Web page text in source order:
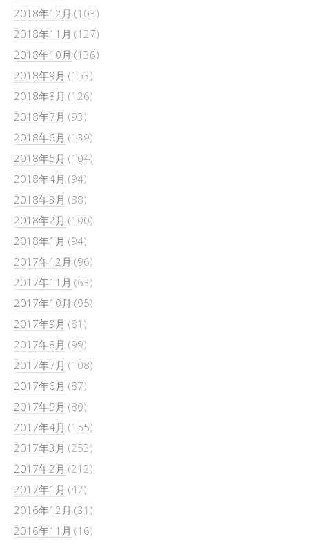
2018年12月 (103)
2018年11月 (127)
2018年10月 (136)
2018年9月 (153)
2018年8月 (126)
2018年7月 (93)
2018年6月 (139)
2018年5月 (104)
2018年4月 (94)
2018年3月 (88)
2018年2月 (100)
2018年1月 (94)
2017年12月 (96)
2017年11月 (63)
2017年10月 (95)
2017年9月 (81)
2017年8月 (99)
2017年7月 (108)
2017年6月 (87)
2017年5月 (80)
2017年4月 (155)
2017年3月 (253)
2017年2月 (212)
2017年1月 (47)
2016年12月 (31)
2016年11月 (16)